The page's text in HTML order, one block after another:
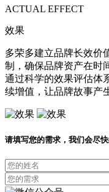
ACTUAL EFFECT
效果
多荣多建立品牌长效价
制，确保品牌资产在时
通过科学的效果评估体
续增值，让品牌故事产
请填写您的需求，我们会尽